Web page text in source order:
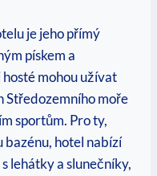
je jeho přímý
pískem a
mohou užívat
Středozemního moře
sportům. Pro ty,
hotel nabízí
lehátky a slunečníky,